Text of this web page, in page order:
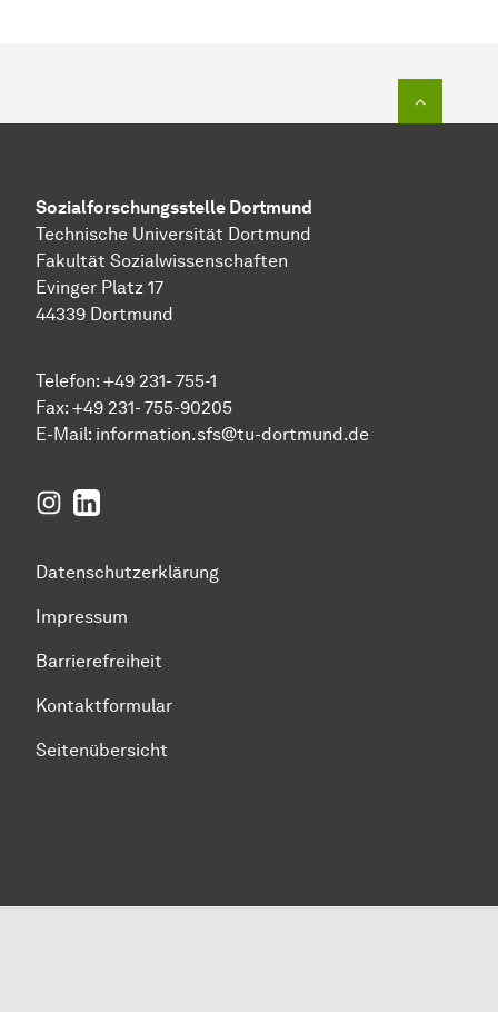
Sozial­forschungs­stelle Dortmund
Technische Universität Dortmund
Fakultät Sozialwissenschaften
Evinger Platz 17
44339 Dortmund
Telefon: +49 231- 755-1
Fax: +49 231- 755-90205
E-Mail: information.sfs@tu-dortmund.de
Instagram
LinkedIn
Datenschutzerklärung
Impressum
Barrierefreiheit
Kontaktformular
Seitenübersicht